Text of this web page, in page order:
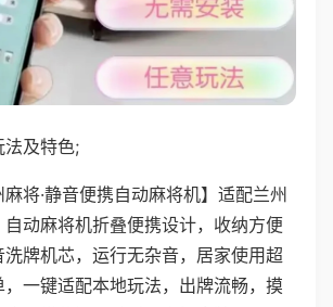
法及特色;
麻将·静音便携自动麻将机】适配兰州
动麻将机折叠便携设计，收纳方便
牌机芯，运行无杂音，居家使用超
一键适配本地玩法，出牌流畅，摸